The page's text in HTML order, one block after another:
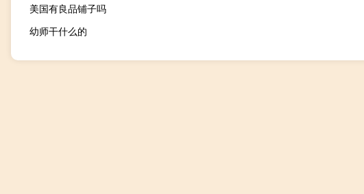
美国有良品铺子吗
幼师干什么的